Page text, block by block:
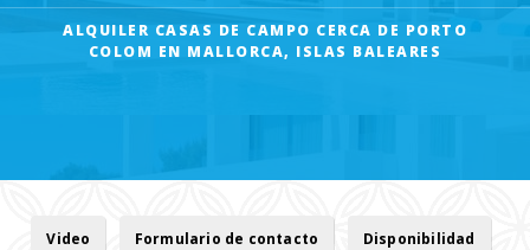
ALQUILER CASAS DE CAMPO CERCA DE PORTO
COLOM EN MALLORCA, ISLAS BALEARES
Video Formulario de contacto Disponibilidad